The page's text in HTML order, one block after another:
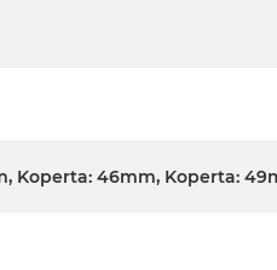
Koperta: 46mm, Koperta: